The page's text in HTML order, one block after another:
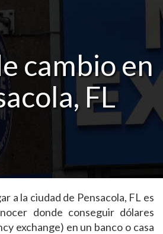
cambio en
FL
a la ciudad de Pensacola, FL es
donde conseguir dólares
exchange) en un banco o casa